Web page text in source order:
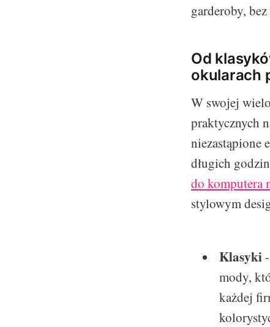
garderoby,
Od
okularach
W swojej
praktycznych
niezastąpione
długich
do komputera
stylowym
Klasyki
mody,
każdej